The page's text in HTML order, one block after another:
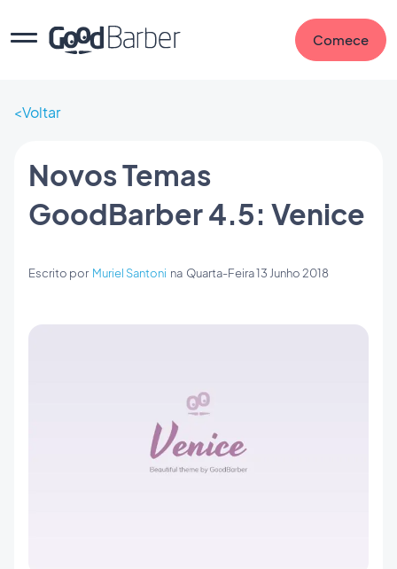
Comece
Voltar
Novos Temas
GoodBarber 4.5: Venice
Escrito por Muriel Santoni na Quarta-Feira 13 Junho 2018